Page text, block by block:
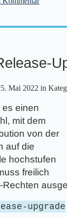
Mai 2022 in
es einen
mit dem
von der
auf die
hochstufen
freilich
Rechten
upgrade